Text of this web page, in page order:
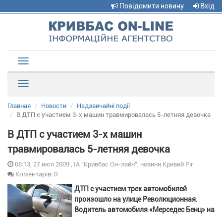
Повідомити новину Вхід
navigation
Главная Новости
Надзвичайні події
В ДТП с участием 3-х машин травмировалась 5-летняя девочка
В ДТП с участием 3-х машин
травмировалась 5-летняя девочка
08:13, 27 июл 2009 , ІА "Кривбас Он-лайн", новини Кривий Ріг
Коментарів: 0
ДТП с участием трех автомобилей
произошло на улице Революционная.
Водитель автомобиля «Мерседес Бенц» на